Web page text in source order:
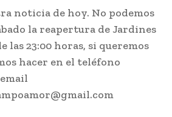
noticia de hoy. No podemos
la reapertura de Jardines
las 23:00 horas, si queremos
hacer en el teléfono